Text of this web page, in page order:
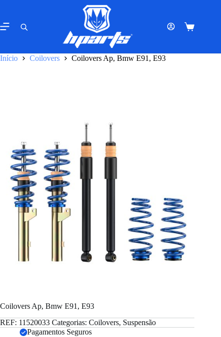
o
conteúdo
Carrinho
Início
Coilovers Coilovers Ap, Bmw E91, E93
Coilovers Ap, Bmw E91, E93
REF: 11520033 Categorias: Coilovers, Suspensão
Pagamentos Seguros